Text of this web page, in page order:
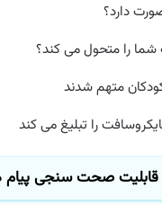
دارد؟
را متحول می کند؟
متهم شدند
را تبلیغ می کند
صحت سنجی پیام